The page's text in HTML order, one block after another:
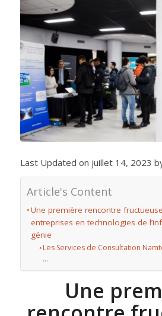
Last Updated on juillet 14, 2023
Article's Content
Une première rencontre
entreprises en technologies de
génie
Les Services de Consultation
…
Une